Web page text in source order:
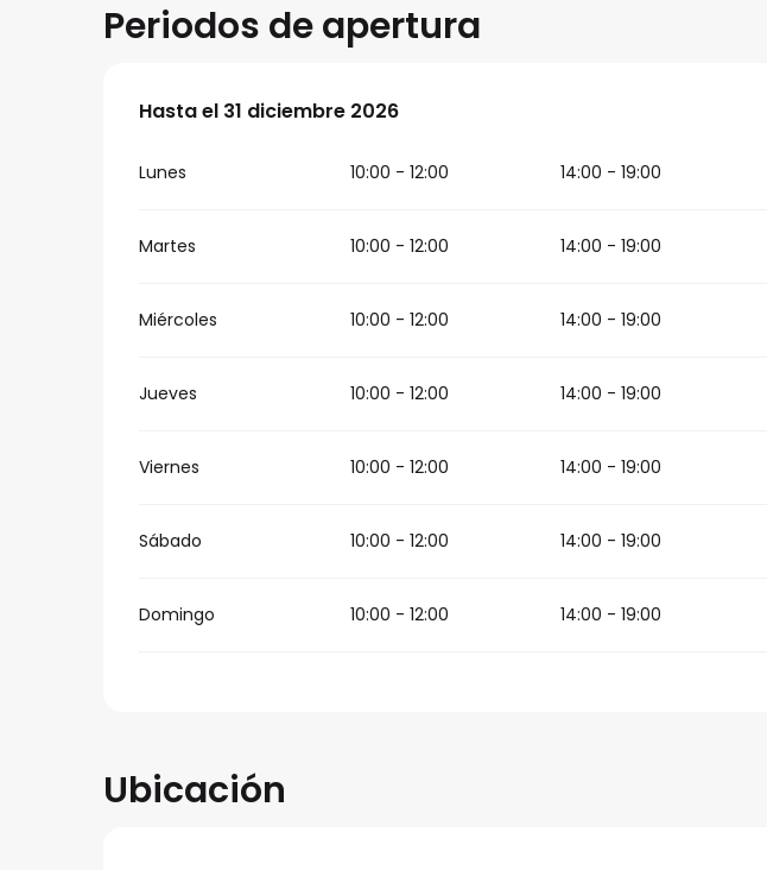
Periodos de apertura
Del2 enero 2026al31 diciembre 2026
Hasta el 31 diciembre 2026
Lunes 10:00 - 12:00 14:00 - 19:00
Martes 10:00 - 12:00 14:00 - 19:00
Miércoles 10:00 - 12:00 14:00 - 19:00
Jueves 10:00 - 12:00 14:00 - 19:00
Viernes 10:00 - 12:00 14:00 - 19:00
Sábado 10:00 - 12:00 14:00 - 19:00
Domingo 10:00 - 12:00 14:00 - 19:00
Ubicación